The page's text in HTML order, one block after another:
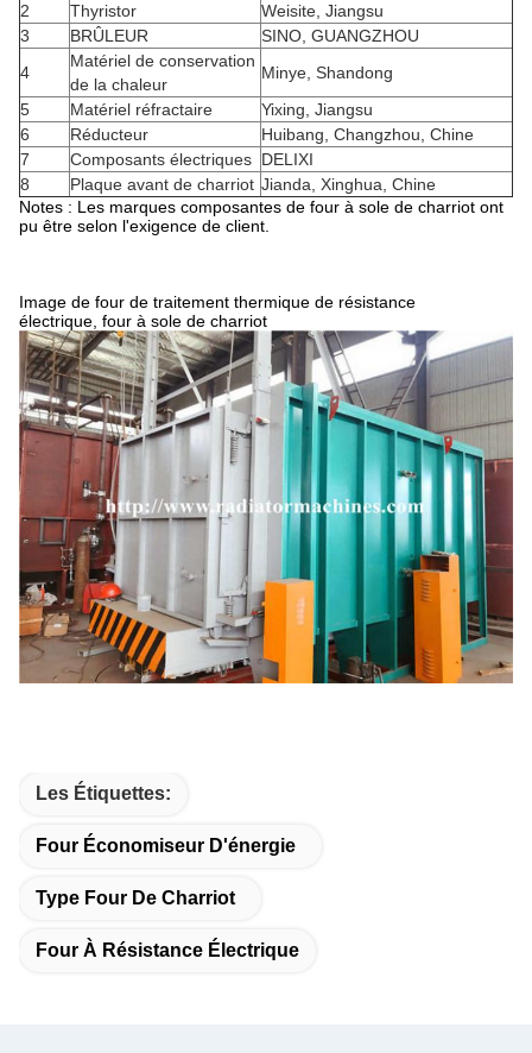
2
Thyristor
Weisite, Jiangsu
3
BRÛLEUR
SINO, GUANGZHOU
4
Matériel de conservation
de la chaleur
Minye, Shandong
5
Matériel réfractaire
Yixing, Jiangsu
6
Réducteur
Huibang, Changzhou, Chine
7
Composants électriques DELIXI
8
Plaque avant de charriot Jianda, Xinghua, Chine
Notes : Les marques composantes de four à sole de charriot ont
pu être selon l'exigence de client.
Image de four de traitement thermique de résistance
électrique, four à sole de charriot
Les Étiquettes:
Four Économiseur D'énergie
Type Four De Charriot
Four À Résistance Électrique